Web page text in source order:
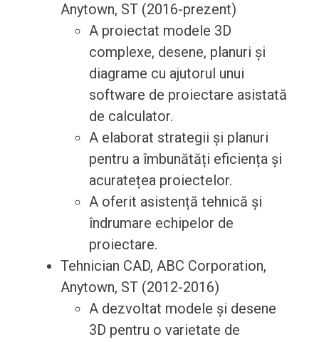
Anytown, ST (2016-prezent)
A proiectat modele 3D
complexe, desene, planuri și
diagrame cu ajutorul unui
software de proiectare asistată
de calculator.
A elaborat strategii și planuri
pentru a îmbunătăți eficiența și
acuratețea proiectelor.
A oferit asistență tehnică și
îndrumare echipelor de
proiectare.
Tehnician CAD, ABC Corporation,
Anytown, ST (2012-2016)
A dezvoltat modele și desene
3D pentru o varietate de